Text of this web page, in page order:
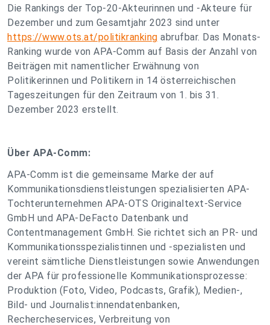
Die Rankings der Top-20-Akteurinnen und -Akteure für
Dezember und zum Gesamtjahr 2023 sind unter
https://www.ots.at/politikranking abrufbar. Das Monats-
Ranking wurde von APA-Comm auf Basis der Anzahl von
Beiträgen mit namentlicher Erwähnung von
Politikerinnen und Politikern in 14 österreichischen
Tageszeitungen für den Zeitraum von 1. bis 31.
Dezember 2023 erstellt.
Über APA-Comm:
APA-Comm ist die gemeinsame Marke der auf
Kommunikationsdienstleistungen spezialisierten APA-
Tochterunternehmen APA-OTS Originaltext-Service
GmbH und APA-DeFacto Datenbank und
Contentmanagement GmbH. Sie richtet sich an PR- und
Kommunikationsspezialistinnen und -spezialisten und
vereint sämtliche Dienstleistungen sowie Anwendungen
der APA für professionelle Kommunikationsprozesse:
Produktion (Foto, Video, Podcasts, Grafik), Medien-,
Bild- und Journalist:innendatenbanken,
Rechercheservices, Verbreitung von